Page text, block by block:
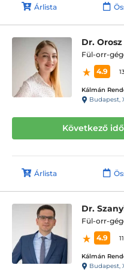
Árlista
Dr.
Fül-orr-
4.9
Kálmán
Budapest,
Következő
Árlista
Dr.
Fül-orr-
4.9
Kálmán
Budapest,